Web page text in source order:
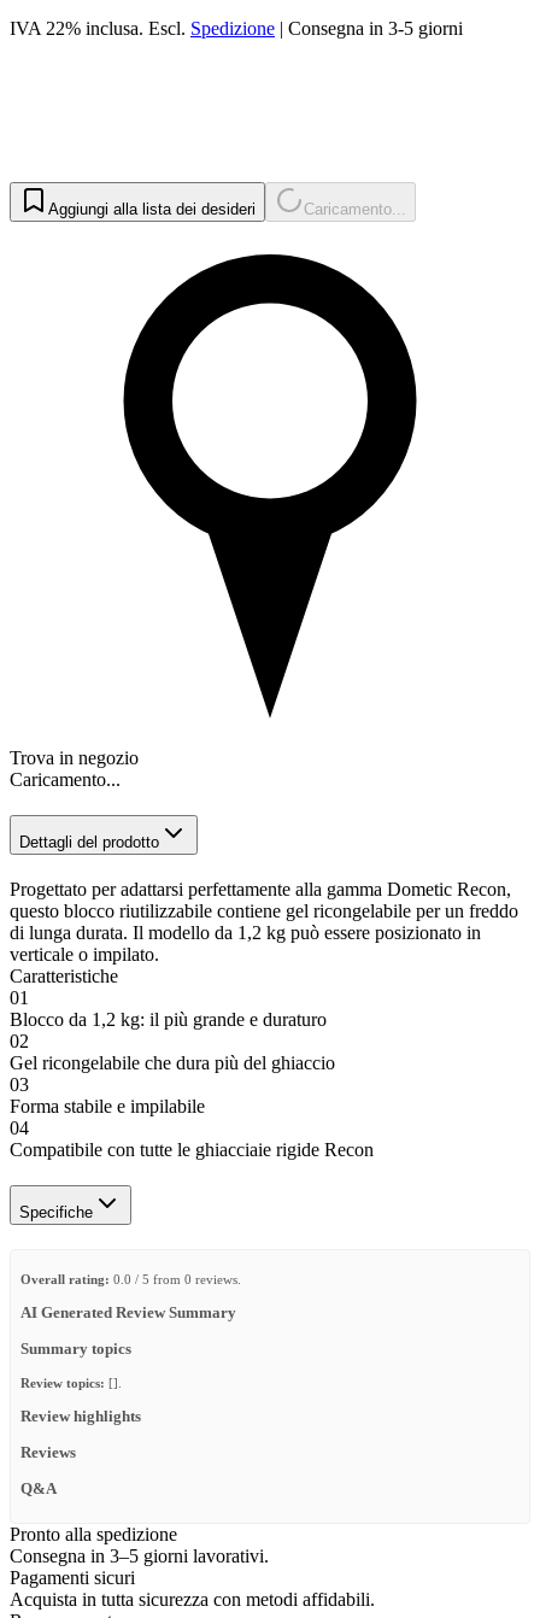
IVA 22% inclusa. Escl. Spedizione | Consegna in 3-5 giorni
Aggiungi alla lista dei desideri Caricamento...
Trova in negozio
Caricamento...
Dettagli del prodotto
Progettato per adattarsi perfettamente alla gamma Dometic Recon,
questo blocco riutilizzabile contiene gel ricongelabile per un freddo
di lunga durata. Il modello da 1,2 kg può essere posizionato in
verticale o impilato.
Caratteristiche
01
Blocco da 1,2 kg: il più grande e duraturo
02
Gel ricongelabile che dura più del ghiaccio
03
Forma stabile e impilabile
04
Compatibile con tutte le ghiacciaie rigide Recon
Specifiche
Overall rating: 0.0 / 5 from 0 reviews.
AI Generated Review Summary
Summary topics
Review topics: [].
Review highlights
Reviews
Q&A
Pronto alla spedizione
Consegna in 3–5 giorni lavorativi.
Pagamenti sicuri
Acquista in tutta sicurezza con metodi affidabili.